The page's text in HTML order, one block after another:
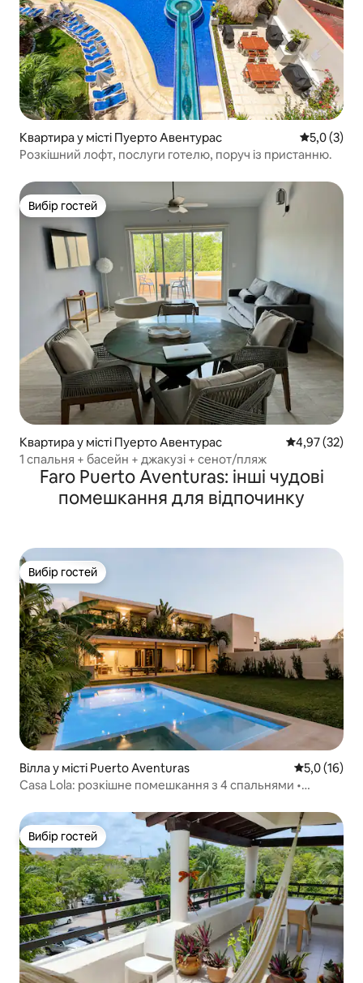
Квартира у місті Пуерто Авентурас Середня
5,0 (3)
Розкішний лофт, послуги готелю, поруч із пристанню.
Вибір гостей
Вибір гостей
Квартира у місті Пуерто Авентурас Середня
4,97 (32)
1 спальня + басейн + джакузі + сенот/пляж
Faro Puerto Aventuras: інші чудові
помешкання для відпочинку
Вибір гостей
Вибір гостей
Вілла у місті Puerto Aventuras Середня
5,0 (16)
Casa Lola: розкішне помешкання з 4 спальнями •
Вибір гостей
Вибір гостей